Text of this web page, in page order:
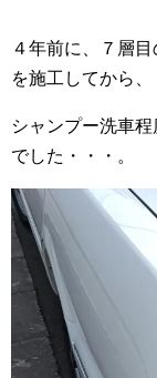
４年前に、７層
を施工してから、
シャンプー洗車
でした・・・。